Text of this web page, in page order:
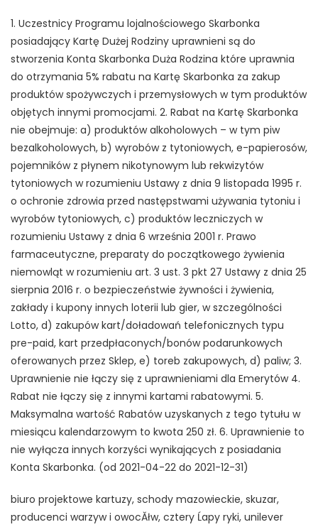
1. Uczestnicy Programu lojalnościowego Skarbonka
posiadający Kartę Dużej Rodziny uprawnieni są do
stworzenia Konta Skarbonka Duża Rodzina które uprawnia
do otrzymania 5% rabatu na Kartę Skarbonka za zakup
produktów spożywczych i przemysłowych w tym produktów
objętych innymi promocjami. 2. Rabat na Kartę Skarbonka
nie obejmuje: a) produktów alkoholowych – w tym piw
bezalkoholowych, b) wyrobów z tytoniowych, e-papierosów,
pojemników z płynem nikotynowym lub rekwizytów
tytoniowych w rozumieniu Ustawy z dnia 9 listopada 1995 r.
o ochronie zdrowia przed następstwami używania tytoniu i
wyrobów tytoniowych, c) produktów leczniczych w
rozumieniu Ustawy z dnia 6 września 2001 r. Prawo
farmaceutyczne, preparaty do początkowego żywienia
niemowląt w rozumieniu art. 3 ust. 3 pkt 27 Ustawy z dnia 25
sierpnia 2016 r. o bezpieczeństwie żywności i żywienia,
zakłady i kupony innych loterii lub gier, w szczególności
Lotto, d) zakupów kart/doładowań telefonicznych typu
pre-paid, kart przedpłaconych/bonów podarunkowych
oferowanych przez Sklep, e) toreb zakupowych, d) paliw; 3.
Uprawnienie nie łączy się z uprawnieniami dla Emerytów 4.
Rabat nie łączy się z innymi kartami rabatowymi. 5.
Maksymalna wartość Rabatów uzyskanych z tego tytułu w
miesiącu kalendarzowym to kwota 250 zł. 6. Uprawnienie to
nie wyłącza innych korzyści wynikających z posiadania
Konta Skarbonka. (od 2021-04-22 do 2021-12-31)
biuro projektowe kartuzy, schody mazowieckie, skuzar,
producenci warzyw i owocĂłw, cztery Ĺapy ryki, unilever